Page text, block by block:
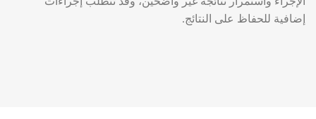
إضافية للحفاظ على النتائج.